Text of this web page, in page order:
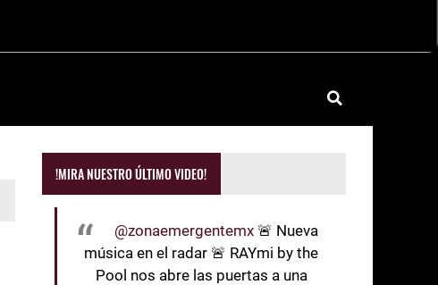
!MIRA NUESTRO ÚLTIMO VIDEO!
@zonaemergentemx 🚨 Nueva
música en el radar 🚨 RAYmi by the
Pool nos abre las puertas a una